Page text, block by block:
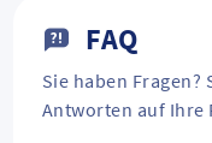
FAQ
Sie haben Fragen?
Antworten auf Ihre